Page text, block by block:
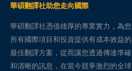
華碩翻譯社助您走向國際
華碩翻譯社憑借雄厚的專業實力，為您
所有國際項目和投資提供有成本效益的
最佳翻譯方案，從而讓您透過傳達準確
和清晰的訊息，在當今競爭激烈的全球